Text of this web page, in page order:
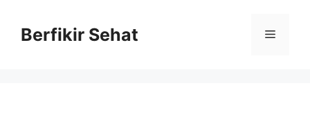
contentBerfikir Sehat Menu